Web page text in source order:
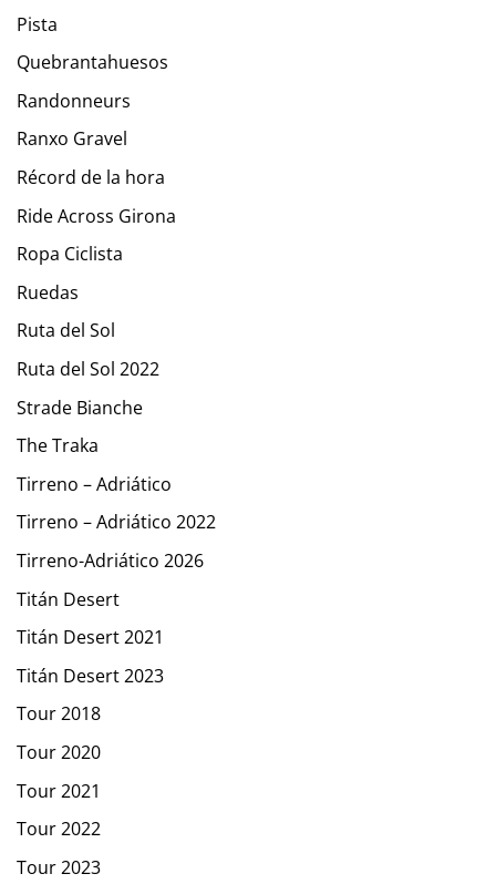
Pista
Quebrantahuesos
Randonneurs
Ranxo Gravel
Récord de la hora
Ride Across Girona
Ropa Ciclista
Ruedas
Ruta del Sol
Ruta del Sol 2022
Strade Bianche
The Traka
Tirreno – Adriático
Tirreno – Adriático 2022
Tirreno-Adriático 2026
Titán Desert
Titán Desert 2021
Titán Desert 2023
Tour 2018
Tour 2020
Tour 2021
Tour 2022
Tour 2023